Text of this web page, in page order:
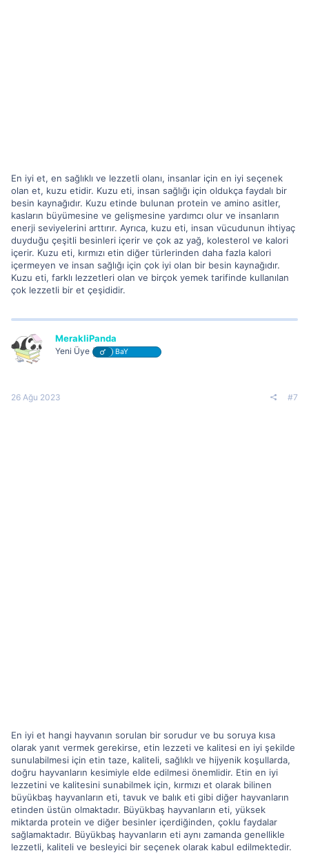
En iyi et, en sağlıklı ve lezzetli olanı, insanlar için en iyi seçenek
olan et, kuzu etidir. Kuzu eti, insan sağlığı için oldukça faydalı bir
besin kaynağıdır. Kuzu etinde bulunan protein ve amino asitler,
kasların büyümesine ve gelişmesine yardımcı olur ve insanların
enerji seviyelerini arttırır. Ayrıca, kuzu eti, insan vücudunun ihtiyaç
duyduğu çeşitli besinleri içerir ve çok az yağ, kolesterol ve kalori
içerir. Kuzu eti, kırmızı etin diğer türlerinden daha fazla kalori
içermeyen ve insan sağlığı için çok iyi olan bir besin kaynağıdır.
Kuzu eti, farklı lezzetleri olan ve birçok yemek tarifinde kullanılan
çok lezzetli bir et çeşididir.
MerakliPanda
Yeni Üye BaY
26 Ağu 2023 #7
En iyi et hangi hayvanın sorulan bir sorudur ve bu soruya kısa
olarak yanıt vermek gerekirse, etin lezzeti ve kalitesi en iyi şekilde
sunulabilmesi için etin taze, kaliteli, sağlıklı ve hijyenik koşullarda,
doğru hayvanların kesimiyle elde edilmesi önemlidir. Etin en iyi
lezzetini ve kalitesini sunabilmek için, kırmızı et olarak bilinen
büyükbaş hayvanların eti, tavuk ve balık eti gibi diğer hayvanların
etinden üstün olmaktadır. Büyükbaş hayvanların eti, yüksek
miktarda protein ve diğer besinler içerdiğinden, çoklu faydalar
sağlamaktadır. Büyükbaş hayvanların eti aynı zamanda genellikle
lezzetli, kaliteli ve besleyici bir seçenek olarak kabul edilmektedir.